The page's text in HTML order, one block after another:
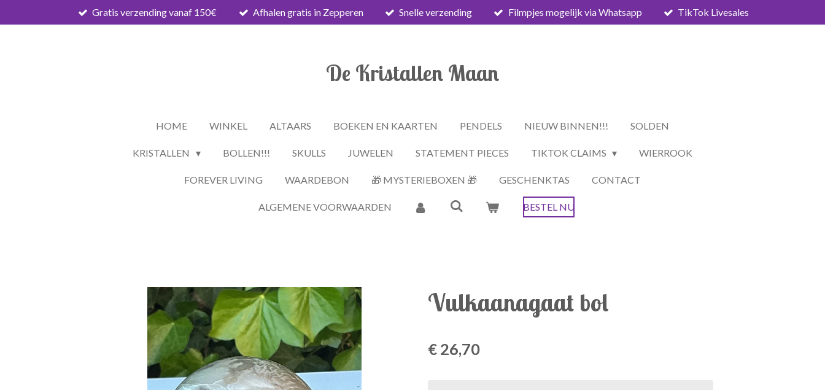
direct
Gratis verzending vanaf 150€ Afhalen gratis in Zepperen Snelle verzending Filmpjes mogelijk via Whatsapp TikTok Livesales
De Kristallen Maan
HOME WINKEL ALTAARS BOEKEN EN KAARTEN PENDELS NIEUW BINNEN!!! SOLDEN
KRISTALLEN BOLLEN!!! SKULLS JUWELEN STATEMENT PIECES TIKTOK CLAIMS WIERROOK
FOREVER LIVING WAARDEBON 🎁 MYSTERIEBOXEN 🎁 GESCHENKTAS CONTACT
ALGEMENE VOORWAARDEN BESTEL NU
Vulkaanagaat bol
€ 26,70